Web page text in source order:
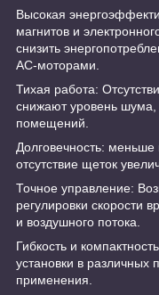
Высокая
магнитов и
снизить
AC-моторами.
Тихая работа:
снижают уровень
помещений.
Долговечность:
отсутствие щеток
Точное управление:
регулировки скорости
и воздушного потока.
Гибкость и
установки в различных
применения.